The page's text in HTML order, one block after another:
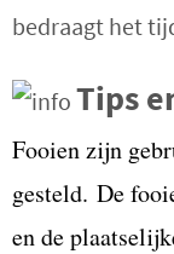
bedraagt het
Tips
Fooien zijn
gesteld. De
en de